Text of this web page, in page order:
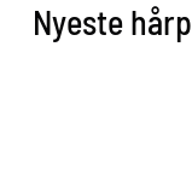
Nyeste